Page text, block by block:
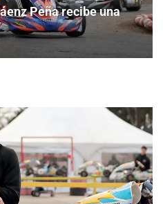
Peña recibe una